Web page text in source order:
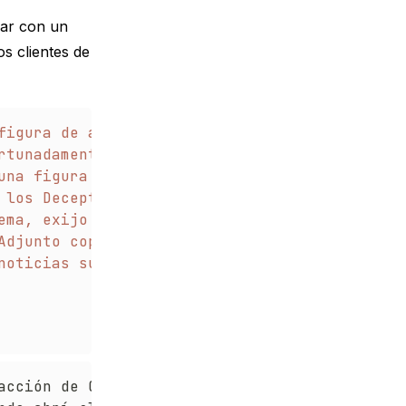
con un
clientes de
de acción de \
cuando abrí \
figura de acción de \
Decepticons, espero \
exijo un intercambio \
copias de mis \
suyas pronto. \
de Optimus Prime de